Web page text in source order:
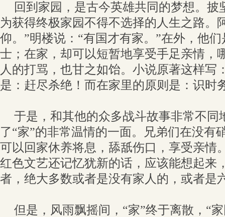
回到家园，是古今英雄共同的梦想。披
为获得终极家园不得不选择的人生之路。
仰。”明楼说：“有国才有家。”在外，他
士；在家，却可以短暂地享受手足亲情，
人的打骂，也甘之如饴。小说原著这样写
是：赶尽杀绝！而在家里的原则是：识时
于是，和其他的众多战斗故事非常不同
了“家”的非常温情的一面。兄弟们在没有
可以回家休养将息，舔舐伤口，享受亲情
红色文艺还记忆犹新的话，应该能想起来
者，绝大多数或者是没有家人的，或者是
但是，风雨飘摇间，“家”终于离散，“